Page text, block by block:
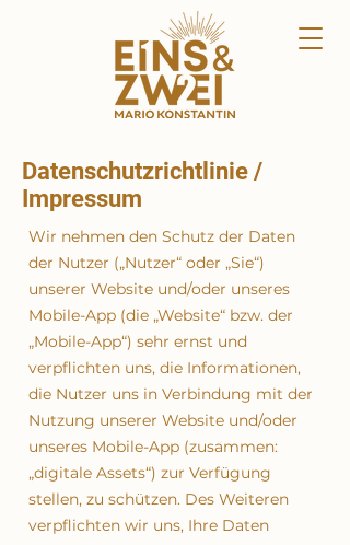
Datenschutzrichtlinie /
Impressum
Wir nehmen den Schutz der Daten
der Nutzer („Nutzer“ oder „Sie“)
unserer Website und/oder unseres
Mobile-App (die „Website“ bzw. der
„Mobile-App“) sehr ernst und
verpflichten uns, die Informationen,
die Nutzer uns in Verbindung mit der
Nutzung unserer Website und/oder
unseres Mobile-App (zusammen:
„digitale Assets“) zur Verfügung
stellen, zu schützen. Des Weiteren
verpflichten wir uns, Ihre Daten